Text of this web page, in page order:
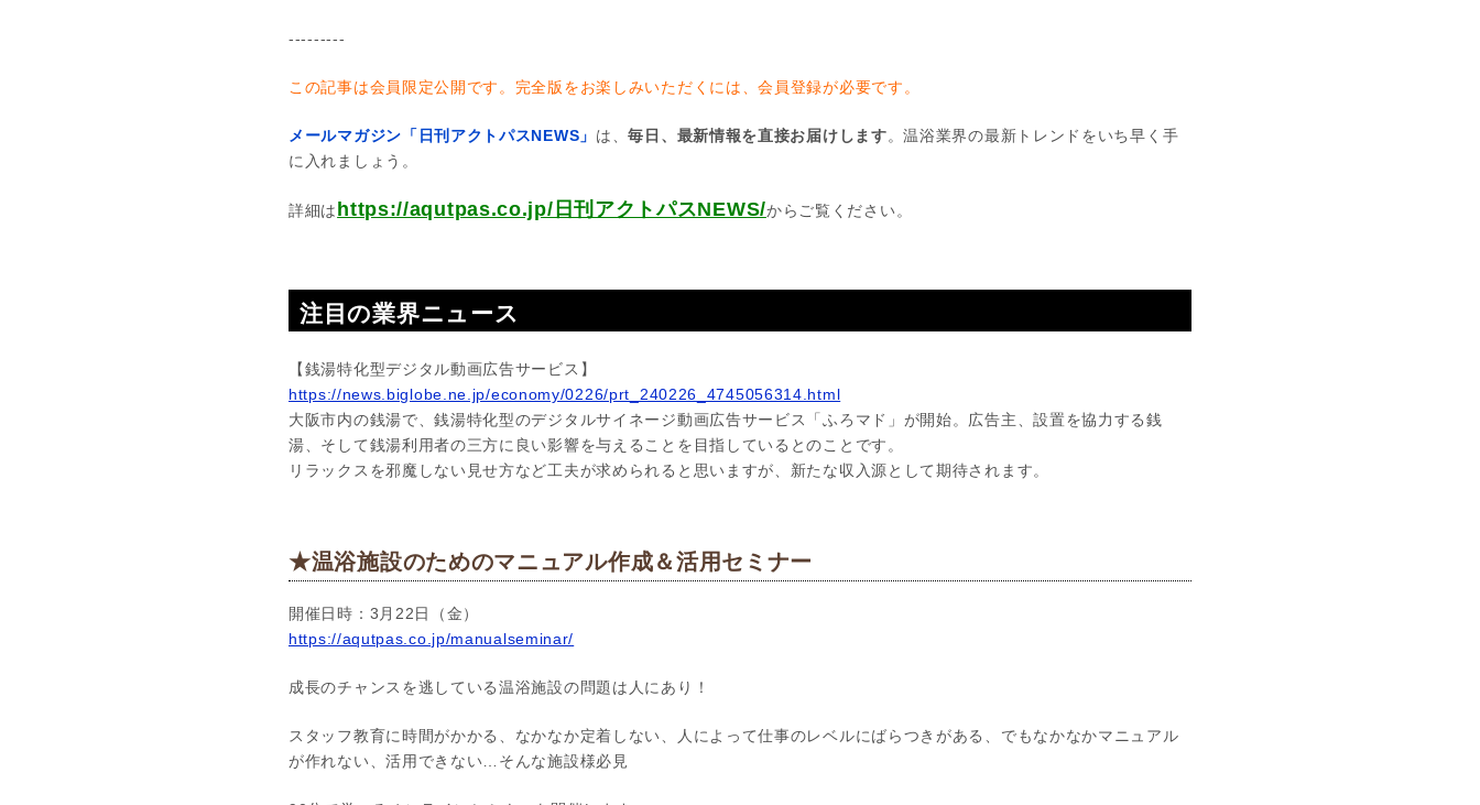
---------
この記事は会員限定公開です。完全版をお楽しみいただくには、会員登録が必要です。
メールマガジン「日刊アクトパスNEWS」 は、毎日、最新情報を直接お届けします。温浴業界の最新トレンドをいち早く手
に入れましょう。
詳細は https://aqutpas.co.jp/日刊アクトパスNEWS/からご覧ください。
注目の業界ニュース
【銭湯特化型デジタル動画広告サービス】
https://news.biglobe.ne.jp/economy/0226/prt_240226_4745056314.html
大阪市内の銭湯で、銭湯特化型のデジタルサイネージ動画広告サービス「ふろマド」が開始。広告主、設置を協力する銭
湯、そして銭湯利用者の三方に良い影響を与えることを目指しているとのことです。
リラックスを邪魔しない見せ方など工夫が求められると思いますが、新たな収入源として期待されます。
★温浴施設のためのマニュアル作成＆活用セミナー
開催日時：3月22日（金）
https://aqutpas.co.jp/manualseminar/
成長のチャンスを逃している温浴施設の問題は人にあり！
スタッフ教育に時間がかかる、なかなか定着しない、人によって仕事のレベルにばらつきがある、でもなかなかマニュアル
が作れない、活用できない…そんな施設様必見